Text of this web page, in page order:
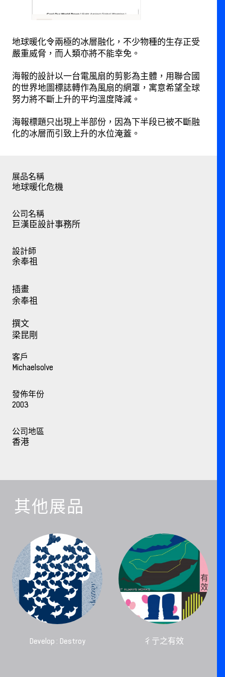
地球暖化令兩極的冰層融化，不少物種的生存正受
嚴重威脅，而人類亦將不能幸免。
海報的設計以一台電風扇的剪影為主體，用聯合國
的世界地圖標誌轉作為風扇的網罩，寓意希望全球
努力將不斷上升的平均溫度降減。
海報標題只出現上半部份，因為下半段已被不斷融
化的冰層而引致上升的水位淹蓋。
展品名稱
地球暖化危機
公司名稱
巨漢臣設計事務所
設計師
余奉祖
插畫
余奉祖
撰文
梁昆剛
客戶
Michaelsolve
發佈年份
2003
公司地區
香港
其他展品
Develop : Destroy 彳亍之有效